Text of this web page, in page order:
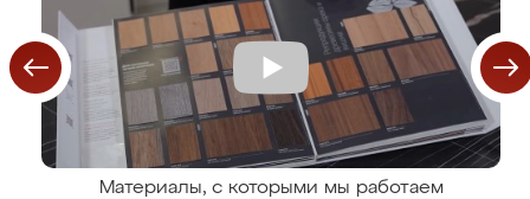
Материалы, с которыми мы работаем